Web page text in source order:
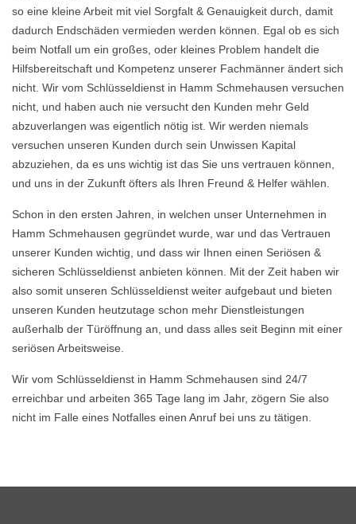
so eine kleine Arbeit mit viel Sorgfalt & Genauigkeit durch, damit
dadurch Endschäden vermieden werden können. Egal ob es sich
beim Notfall um ein großes, oder kleines Problem handelt die
Hilfsbereitschaft und Kompetenz unserer Fachmänner ändert sich
nicht. Wir vom Schlüsseldienst in Hamm Schmehausen versuchen
nicht, und haben auch nie versucht den Kunden mehr Geld
abzuverlangen was eigentlich nötig ist. Wir werden niemals
versuchen unseren Kunden durch sein Unwissen Kapital
abzuziehen, da es uns wichtig ist das Sie uns vertrauen können,
und uns in der Zukunft öfters als Ihren Freund & Helfer wählen.
Schon in den ersten Jahren, in welchen unser Unternehmen in
Hamm Schmehausen gegründet wurde, war und das Vertrauen
unserer Kunden wichtig, und dass wir Ihnen einen Seriösen &
sicheren Schlüsseldienst anbieten können. Mit der Zeit haben wir
also somit unseren Schlüsseldienst weiter aufgebaut und bieten
unseren Kunden heutzutage schon mehr Dienstleistungen
außerhalb der Türöffnung an, und dass alles seit Beginn mit einer
seriösen Arbeitsweise.
Wir vom Schlüsseldienst in Hamm Schmehausen sind 24/7
erreichbar und arbeiten 365 Tage lang im Jahr, zögern Sie also
nicht im Falle eines Notfalles einen Anruf bei uns zu tätigen.